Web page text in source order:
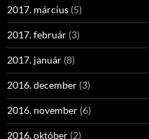
2017. március (5)
2017. február (3)
2017. január (8)
2016. december (3)
2016. november (6)
2016. október (2)